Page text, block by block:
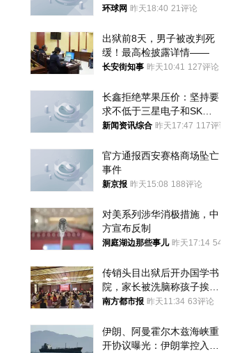
烈不满、坚决反对，已向日
环球网 昨天18:40 21评论
出狱前8天，男子被改判死
缓！最高检披露详情——
长安街知事 昨天10:41 127评论
长鑫拒绝苹果压价：坚持要
求不低于三星电子和SK海
力士
新闻资讯综合 昨天17:47 117评论
官方通报西安赛格商场坠亡
事件
新京报 昨天15:08 188评论
对美系列涉华消极措施，中
方宣布反制
洞庭湖边那些事儿 昨天17:14 54评论
传销头目出狱后开办国学书
院，家长被洗脑称孩子挨打
才有效果
南方都市报 昨天11:34 63评论
伊朗、阿曼霍尔木兹海峡重
开协议曝光：伊朗掌控入湾